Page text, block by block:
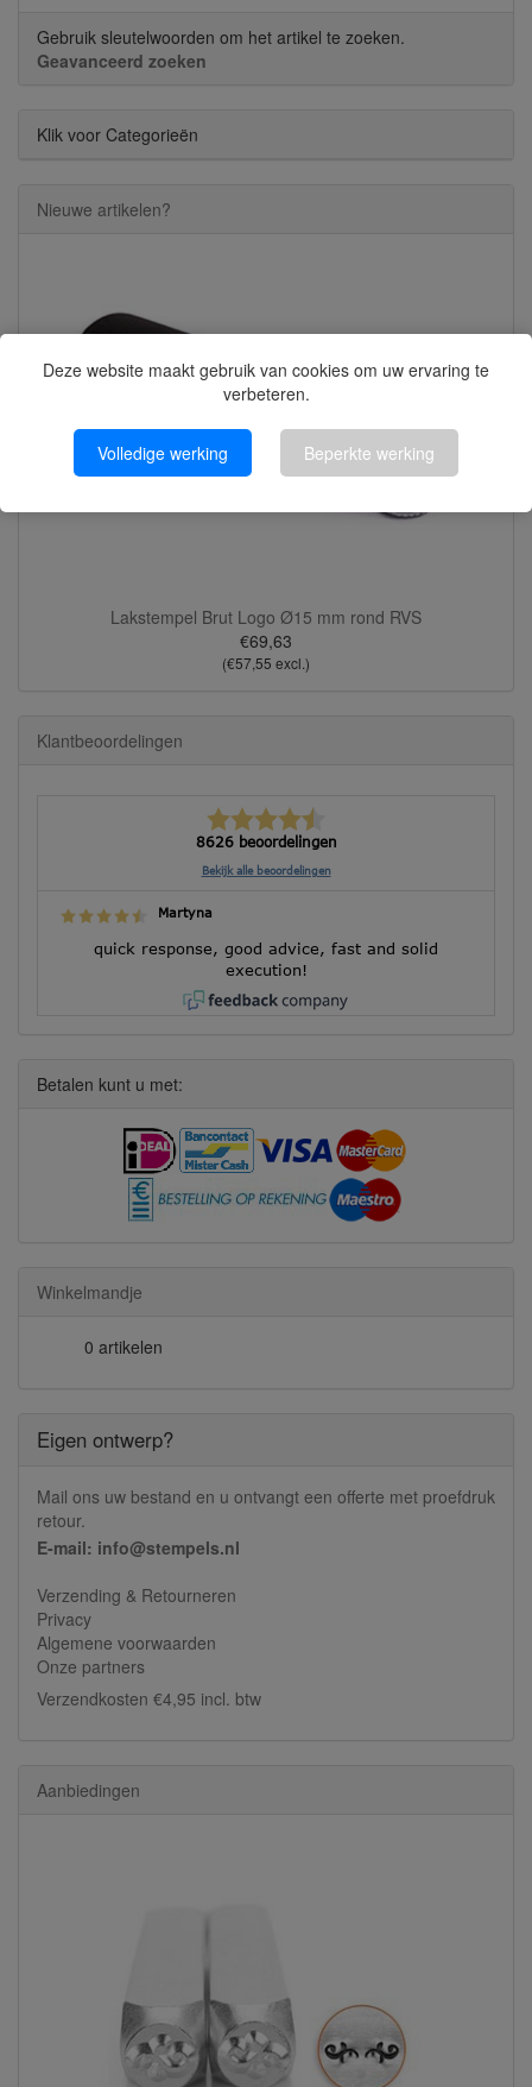
Deze website maakt gebruik van cookies om uw ervaring te
verbeteren.
Volledige werking Beperkte werking
Gebruik sleutelwoorden om het artikel te zoeken.
Geavanceerd zoeken
Klik voor Categorieën
Nieuwe artikelen?
Lakstempel Brut Logo Ø15 mm rond RVS
€69,63
(€57,55 excl.)
Klantbeoordelingen
8626 beoordelingen
Bekijk alle beoordelingen
Martyna
quick response, good advice, fast and solid
execution!
Betalen kunt u met:
Winkelmandje
0 artikelen
Eigen ontwerp?
Mail ons uw bestand en u ontvangt een offerte met proefdruk
retour.
E-mail: info@stempels.nl
Verzending & Retourneren
Privacy
Algemene voorwaarden
Onze partners
Verzendkosten €4,95 incl. btw
Aanbiedingen